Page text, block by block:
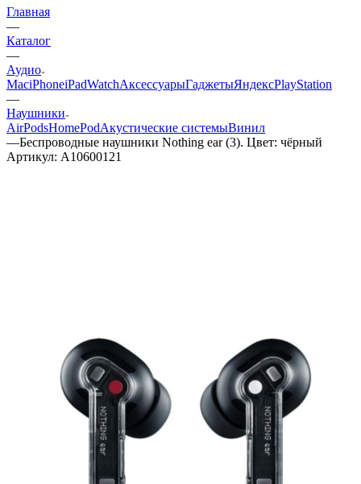
Главная
—
Каталог
—
Аудио
MaciPhoneiPadWatchАксессуарыГаджетыЯндексPlayStation
—
Наушники
AirPodsHomePodАкустические системыВинил
—Беспроводные наушники Nothing ear (3). Цвет: чёрный
Артикул: A10600121